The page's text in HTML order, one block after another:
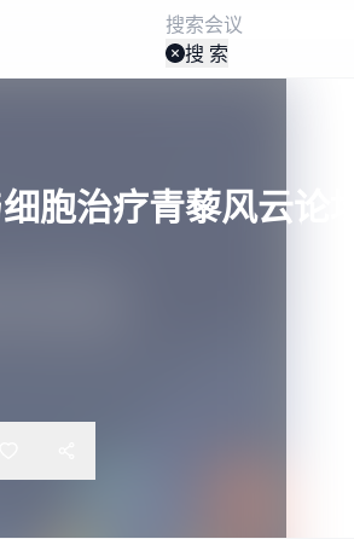
搜 索
胞治疗青藜风云论坛